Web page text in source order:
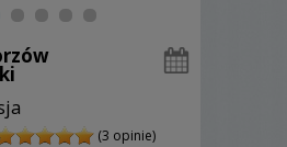
(3 opinie)